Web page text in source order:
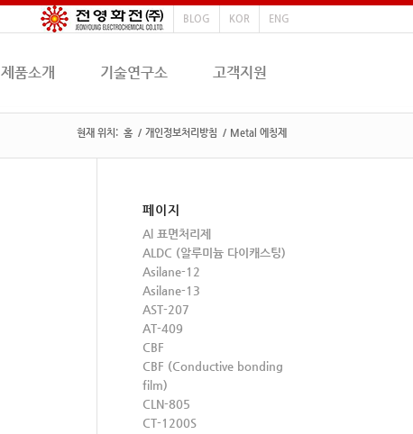
BLOG KOR ENG
제품소개 기술연구소 고객지원
현재 위치: 홈 / 개인정보처리방침 / Metal 에칭제
페이지
Al 표면처리제
ALDC (알루미늄 다이캐스팅)
Asilane-12
Asilane-13
AST-207
AT-409
CBF
CBF (Conductive bonding
film)
CLN-805
CT-1200S